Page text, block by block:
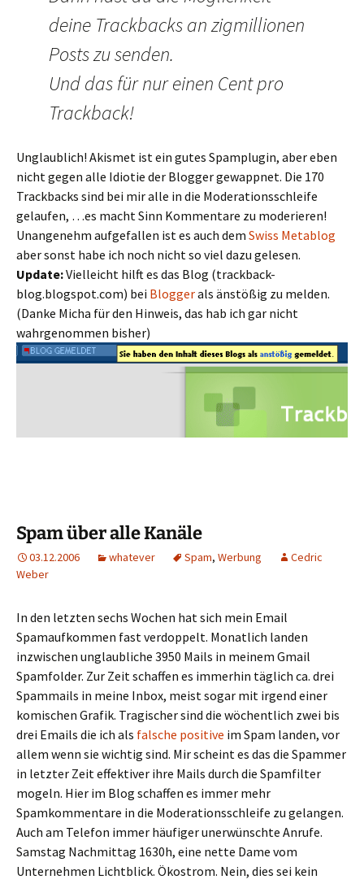
deine Trackbacks an zigmillionen
Posts zu senden.
Und das für nur einen Cent pro
Trackback!
Unglaublich! Akismet ist ein gutes Spamplugin, aber eben
nicht gegen alle Idiotie der Blogger gewappnet. Die 170
Trackbacks sind bei mir alle in die Moderationsschleife
gelaufen, …es macht Sinn Kommentare zu moderieren!
Unangenehm aufgefallen ist es auch dem Swiss Metablog
aber sonst habe ich noch nicht so viel dazu gelesen.
Update:Vielleicht hilft es das Blog (trackback-
blog.blogspot.com) bei Bloggerals änstößig zu melden.
(Danke Micha für den Hinweis, das hab ich gar nicht
wahrgenommen bisher)
Spam über alle Kanäle
03.12.2006 whatever Spam, Werbung
Cedric
Weber
In den letzten sechs Wochen hat sich mein Email
Spamaufkommen fast verdoppelt. Monatlich landen
inzwischen unglaubliche 3950 Mails in meinem Gmail
Spamfolder. Zur Zeit schaffen es immerhin täglich ca. drei
Spammails in meine Inbox, meist sogar mit irgend einer
komischen Grafik. Tragischer sind die wöchentlich zwei bis
drei Emails die ich als falsche positive im Spam landen, vor
allem wenn sie wichtig sind. Mir scheint es das die Spammer
in letzter Zeit effektiver ihre Mails durch die Spamfilter
mogeln. Hier im Blog schaffen es immer mehr
Spamkommentare in die Moderationsschleife zu gelangen.
Auch am Telefon immer häufiger unerwünschte Anrufe.
Samstag Nachmittag 1630h, eine nette Dame vom
Unternehmen Lichtblick. Ökostrom. Nein, dies sei kein